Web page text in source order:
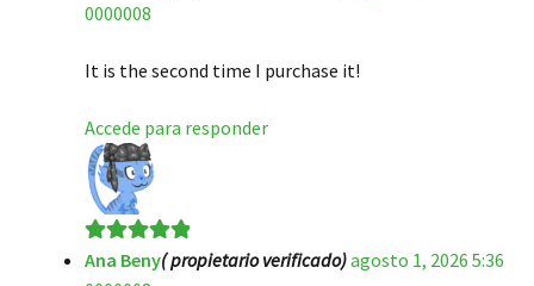
de 5
0000008
It is the second time I purchase it!
Accede para responder
Valorado en5
Ana Beny( propietario verificado)agosto 1, 2026 5:36